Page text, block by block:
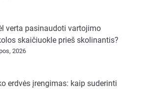
verta pasinaudoti vartojimo
skaičiuokle prieš skolinantis?
2026
erdvės įrengimas: kaip suderinti